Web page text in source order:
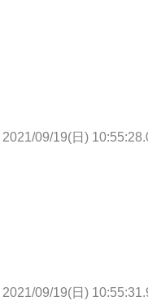
2021/09/19(日)
2021/09/19(日)